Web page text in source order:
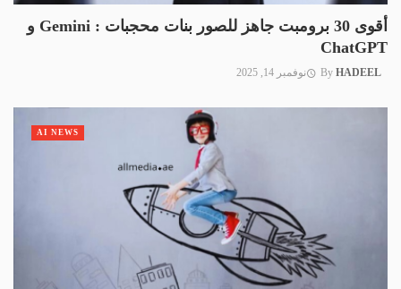
أقوى 30 برومبت جاهز للصور بنات محجبات : Gemini و
ChatGPT
By HADEEL نوفمبر 14, 2025
AI NEWS